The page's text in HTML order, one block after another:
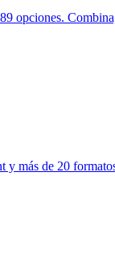
opciones.
más de 20